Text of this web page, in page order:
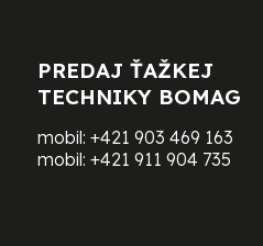
PREDAJ ŤAŽKEJ
TECHNIKY BOMAG
mobil: +421 903 469 163
mobil: +421 911 904 735